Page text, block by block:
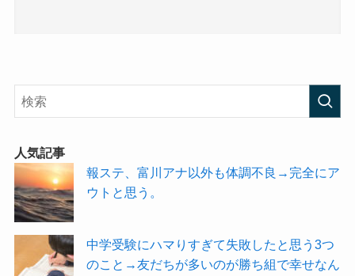
人気記事
報ステ、富川アナ以外も体調不良→完全にア
ウトと思う。
中学受験にハマりすぎて失敗したと思う3つ
のこと→友だちが多いのが勝ち組で幸せなん